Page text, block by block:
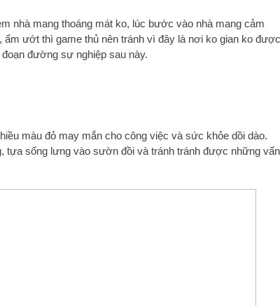
nhà mang thoáng mát ko, lúc bước vào nhà mang cảm
ẩm ướt thì game thủ nên tránh vì đây là nơi ko gian ko được
đường sự nghiệp sau này.
màu đỏ may mắn cho công việc và sức khỏe dồi dào.
tựa sống lưng vào sườn đồi và tránh tránh được những vấn